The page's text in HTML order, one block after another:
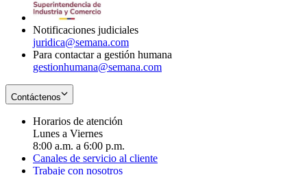
Notificaciones judiciales
juridica@semana.com
Para contactar a gestión humana
gestionhumana@semana.com
Contáctenos
Horarios de atención
Lunes a Viernes
8:00 a.m. a 6:00 p.m.
Canales de servicio al cliente
Trabaje con nosotros